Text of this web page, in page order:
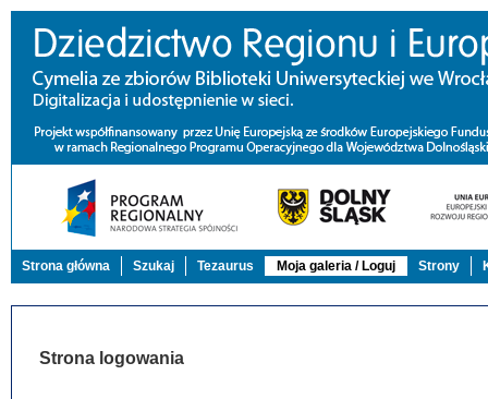
Strona główna Szukaj Tezaurus Moja galeria / Loguj Strony
Strona logowania